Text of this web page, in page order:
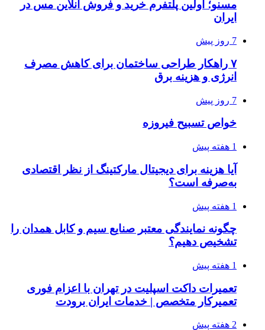
مسنو؛ اولین پلتفرم خرید و فروش آنلاین مس در
ایران
7 روز پیش
۷ راهکار طراحی ساختمان برای کاهش مصرف
انرژی و هزینه برق
7 روز پیش
خواص تسبیح فیروزه
1 هفته پیش
آیا هزینه برای دیجیتال مارکتینگ از نظر اقتصادی
به‌صرفه است؟
1 هفته پیش
چگونه نمایندگی معتبر صنایع سیم و کابل همدان را
تشخیص دهیم؟
1 هفته پیش
تعمیرات داکت اسپلیت در تهران با اعزام فوری
تعمیرکار متخصص | خدمات ایران برودت
2 هفته پیش